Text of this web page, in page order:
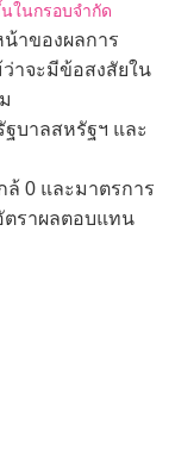
ในกรอบจำกัด
าของผลการ
าจะมีข้อสงสัยใน
บาลสหรัฐฯ และ
ล้ 0 และมาตรการ
ตราผลตอบแทน